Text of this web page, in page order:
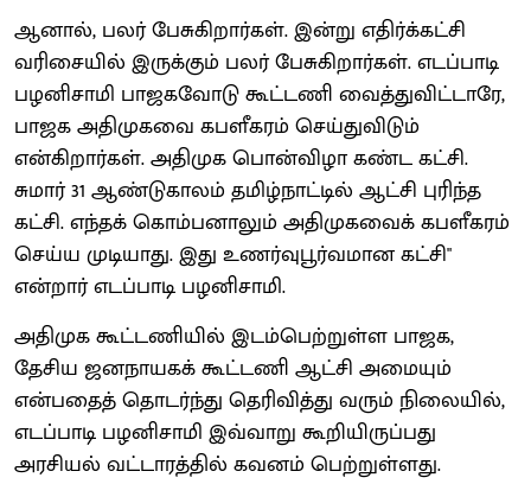
ஆனால், பலர் பேசுகிறார்கள். இன்று எதிர்க்கட்சி
வரிசையில் இருக்கும் பலர் பேசுகிறார்கள். எடப்பாடி
பழனிசாமி பாஜகவோடு கூட்டணி வைத்துவிட்டாரே,
பாஜக அதிமுகவை கபளீகரம் செய்துவிடும்
என்கிறார்கள். அதிமுக பொன்விழா கண்ட கட்சி.
சுமார் 31 ஆண்டுகாலம் தமிழ்நாட்டில் ஆட்சி புரிந்த
கட்சி. எந்தக் கொம்பனாலும் அதிமுகவைக் கபளீகரம்
செய்ய முடியாது. இது உணர்வுபூர்வமான கட்சி"
என்றார் எடப்பாடி பழனிசாமி.
அதிமுக கூட்டணியில் இடம்பெற்றுள்ள பாஜக,
தேசிய ஜனநாயகக் கூட்டணி ஆட்சி அமையும்
என்பதைத் தொடர்ந்து தெரிவித்து வரும் நிலையில்,
எடப்பாடி பழனிசாமி இவ்வாறு கூறியிருப்பது
அரசியல் வட்டாரத்தில் கவனம் பெற்றுள்ளது.